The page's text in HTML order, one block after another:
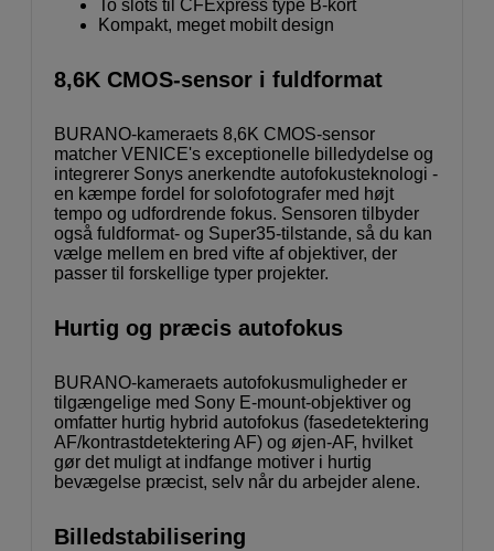
To slots til CFExpress type B-kort
Kompakt, meget mobilt design
8,6K CMOS-sensor i fuldformat
BURANO-kameraets 8,6K CMOS-sensor
matcher VENICE's exceptionelle billedydelse og
integrerer Sonys anerkendte autofokusteknologi -
en kæmpe fordel for solofotografer med højt
tempo og udfordrende fokus. Sensoren tilbyder
også fuldformat- og Super35-tilstande, så du kan
vælge mellem en bred vifte af objektiver, der
passer til forskellige typer projekter.
Hurtig og præcis autofokus
BURANO-kameraets autofokusmuligheder er
tilgængelige med Sony E-mount-objektiver og
omfatter hurtig hybrid autofokus (fasedetektering
AF/kontrastdetektering AF) og øjen-AF, hvilket
gør det muligt at indfange motiver i hurtig
bevægelse præcist, selv når du arbejder alene.
Billedstabilisering